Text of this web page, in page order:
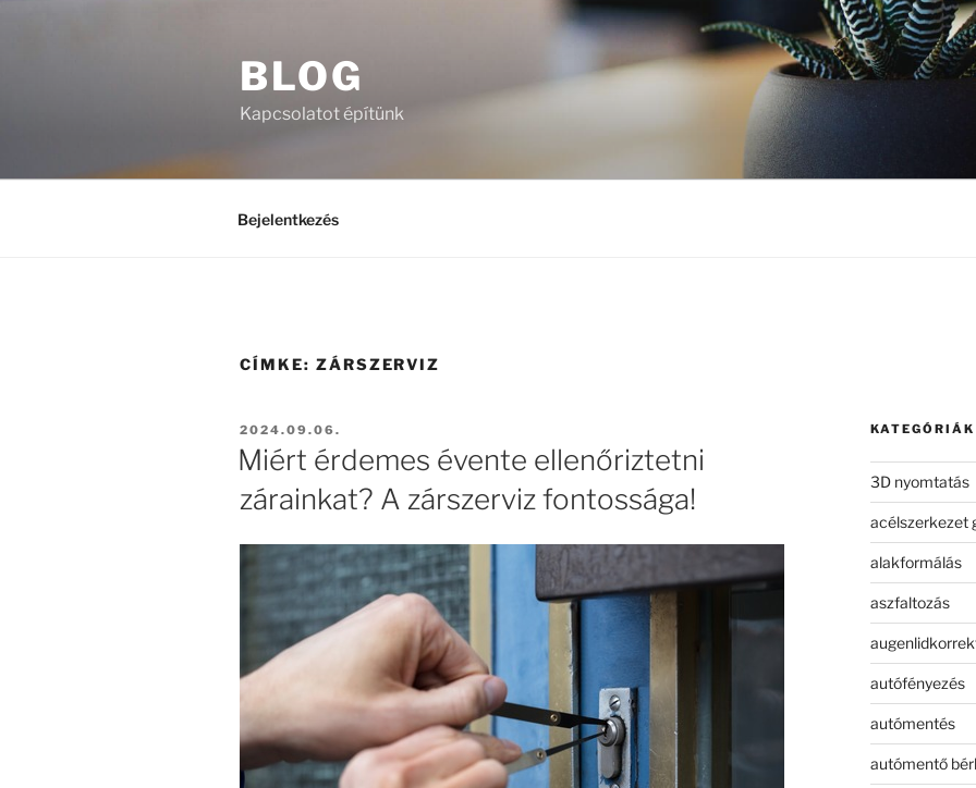
BLOG
Kapcsolatot építünk
Bejelentkezés
CÍMKE: ZÁRSZERVIZ
BEKÜLDVE:
2024.09.06.
Miért érdemes évente ellenőriztetni
zárainkat? A zárszerviz fontossága!
KATEGÓRIÁK
3D nyomtatás
acélszerkezet
alakformálás
aszfaltozás
autófényezés
autómentés
autómentő